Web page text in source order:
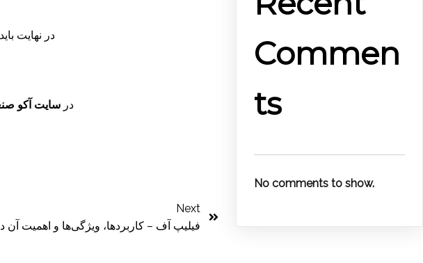
در نهایت
در سایت آکو
Next
فیلیپ آف – کاربردها، ویژگی‌ها و اهمیت
Commen
ts
No comments to show.